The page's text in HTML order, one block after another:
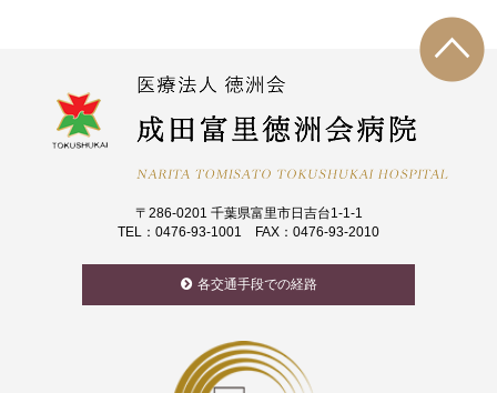
〒286-0201 千葉県富里市日吉台1-1-1
TEL：0476-93-1001 FAX：0476-93-2010
各交通手段での経路